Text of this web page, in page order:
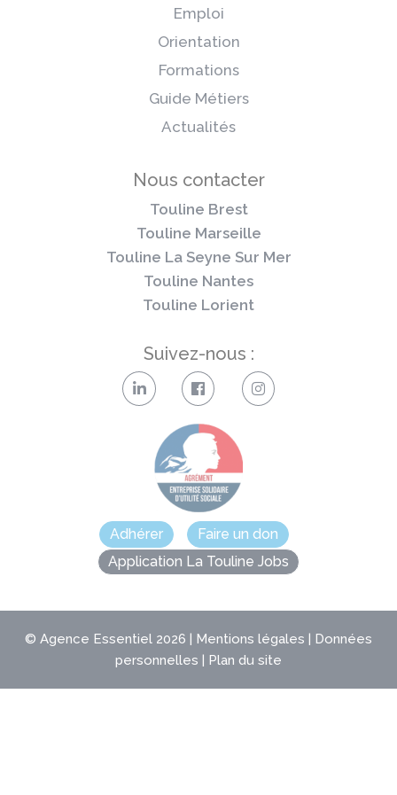
Emploi
Orientation
Formations
Guide Métiers
Actualités
Nous contacter
Touline Brest
Touline Marseille
Touline La Seyne Sur Mer
Touline Nantes
Touline Lorient
Suivez-nous :
Adhérer
Faire un don
Application La Touline Jobs
© Agence Essentiel 2026 | Mentions légales | Données
personnelles | Plan du site